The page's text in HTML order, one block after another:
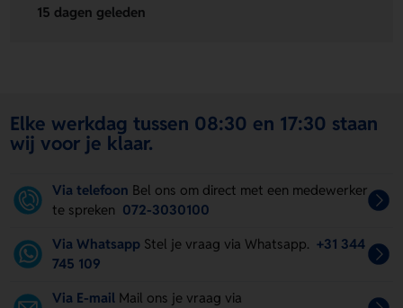
15 dagen geleden
Elke werkdag tussen 08:30 en 17:30 staan
wij voor je klaar.
Via telefoon Bel ons om direct met een medewerker
te spreken 072-3030100
Via Whatsapp Stel je vraag via Whatsapp. +31 344
745 109
Via E-mail Mail ons je vraag via